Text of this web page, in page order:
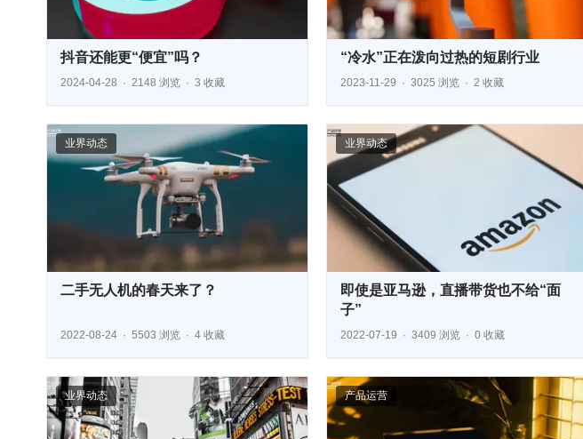
抖音还能更“便宜”吗？
2024-04-28 2148 浏览 3 收藏
“冷水”正在泼向过热的短剧行业
2023-11-29 3025 浏览 2 收藏
业界动态
二手无人机的春天来了？
2022-08-24 5503 浏览 4 收藏
业界动态
即使是亚马逊，直播带货也不给“面
子”
2022-07-19 3409 浏览 0 收藏
业界动态 产品运营